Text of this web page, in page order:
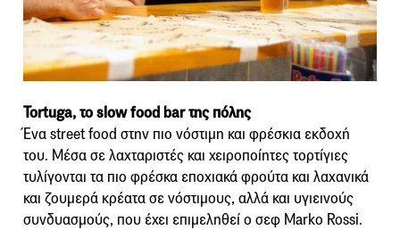
Tortuga, το slow food bar της πόλης
Ένα street food στην πιο νόστιμη και φρέσκια εκδοχή
του. Μέσα σε λαχταριστές και χειροποίητες τορτίγιες
τυλίγονται τα πιο φρέσκα εποχιακά φρούτα και λαχανικά
και ζουμερά κρέατα σε νόστιμους, αλλά και υγιεινούς
συνδυασμούς, που έχει επιμεληθεί ο σεφ Marko Rossi.